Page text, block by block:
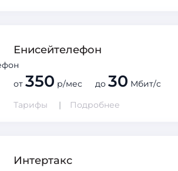
Енисейтелефон
от 350 р/мес до 30 Мбит/с
Тарифы
Подробнее
Интертакс